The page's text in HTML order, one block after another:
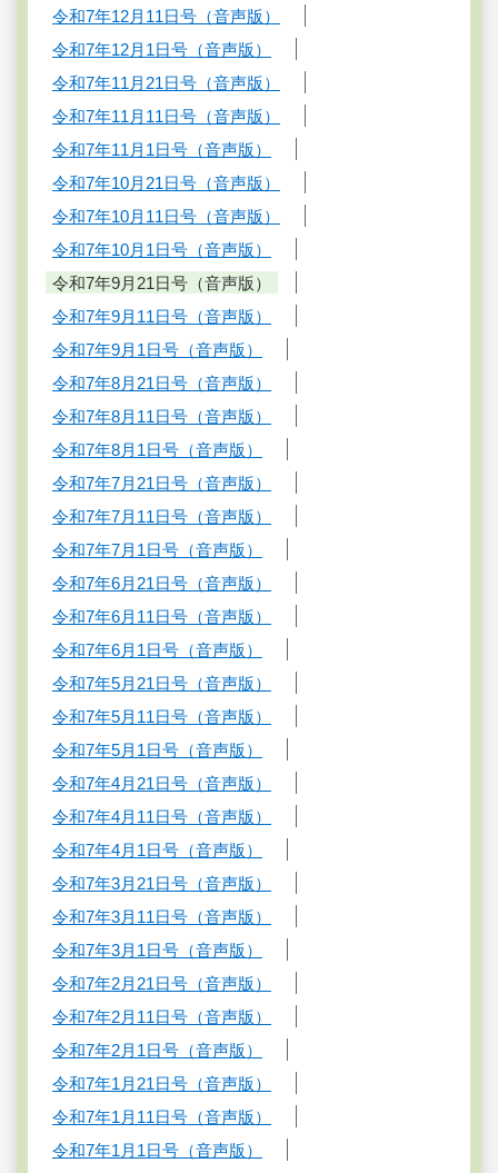
令和7年12月11日号（音声版）
令和7年12月1日号（音声版）
令和7年11月21日号（音声版）
令和7年11月11日号（音声版）
令和7年11月1日号（音声版）
令和7年10月21日号（音声版）
令和7年10月11日号（音声版）
令和7年10月1日号（音声版）
令和7年9月21日号（音声版）
令和7年9月11日号（音声版）
令和7年9月1日号（音声版）
令和7年8月21日号（音声版）
令和7年8月11日号（音声版）
令和7年8月1日号（音声版）
令和7年7月21日号（音声版）
令和7年7月11日号（音声版）
令和7年7月1日号（音声版）
令和7年6月21日号（音声版）
令和7年6月11日号（音声版）
令和7年6月1日号（音声版）
令和7年5月21日号（音声版）
令和7年5月11日号（音声版）
令和7年5月1日号（音声版）
令和7年4月21日号（音声版）
令和7年4月11日号（音声版）
令和7年4月1日号（音声版）
令和7年3月21日号（音声版）
令和7年3月11日号（音声版）
令和7年3月1日号（音声版）
令和7年2月21日号（音声版）
令和7年2月11日号（音声版）
令和7年2月1日号（音声版）
令和7年1月21日号（音声版）
令和7年1月11日号（音声版）
令和7年1月1日号（音声版）